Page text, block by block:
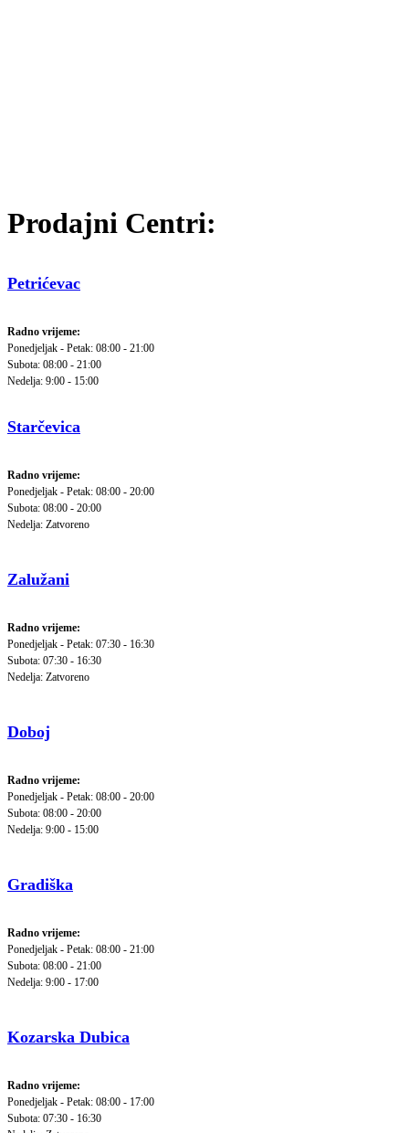
Prodajni Centri:
Petrićevac
Radno vrijeme:
Ponedjeljak - Petak: 08:00 - 21:00
Subota: 08:00 - 21:00
Nedelja: 9:00 - 15:00
Starčevica
Radno vrijeme:
Ponedjeljak - Petak: 08:00 - 20:00
Subota: 08:00 - 20:00
Nedelja: Zatvoreno
Zalužani
Radno vrijeme:
Ponedjeljak - Petak: 07:30 - 16:30
Subota: 07:30 - 16:30
Nedelja: Zatvoreno
Doboj
Radno vrijeme:
Ponedjeljak - Petak: 08:00 - 20:00
Subota: 08:00 - 20:00
Nedelja: 9:00 - 15:00
Gradiška
Radno vrijeme:
Ponedjeljak - Petak: 08:00 - 21:00
Subota: 08:00 - 21:00
Nedelja: 9:00 - 17:00
Kozarska Dubica
Radno vrijeme:
Ponedjeljak - Petak: 08:00 - 17:00
Subota: 07:30 - 16:30